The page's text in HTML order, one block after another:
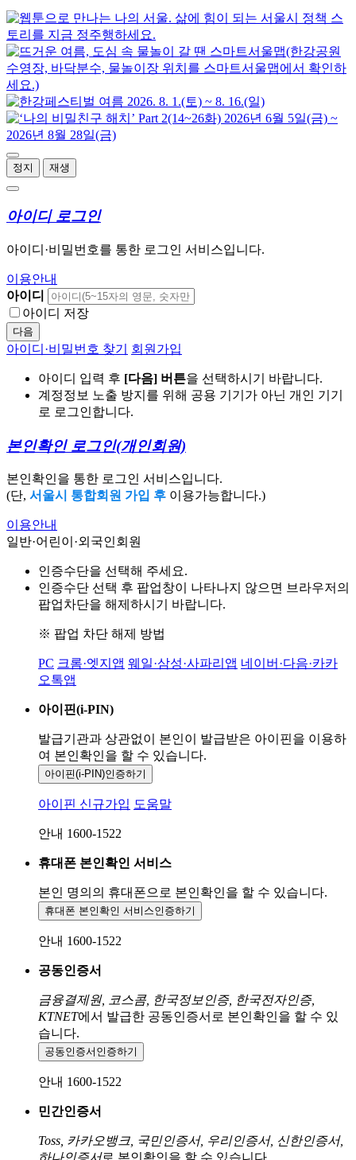
정지 재생
아이디 로그인
아이디·비밀번호를 통한 로그인 서비스입니다.
이용안내
아이디
아이디 저장
다음
아이디·비밀번호 찾기 회원가입
아이디 입력 후 [다음] 버튼을 선택하시기 바랍니다.
계정정보 노출 방지를 위해 공용 기기가 아닌 개인 기기
로 로그인합니다.
본인확인 로그인(개인회원)
본인확인을 통한 로그인 서비스입니다.
(단, 서울시 통합회원 가입 후 이용가능합니다.)
이용안내
일반·어린이·외국인회원
인증수단을 선택해 주세요.
인증수단 선택 후 팝업창이 나타나지 않으면 브라우저의
팝업차단을 해제하시기 바랍니다.
※ 팝업 차단 해제 방법
PC 크롬·엣지앱 웨일·삼성·사파리앱 네이버·다음·카카
오톡앱
아이핀(i-PIN)
발급기관과 상관없이 본인이 발급받은 아이핀을 이용하
여 본인확인을 할 수 있습니다.
아이핀(i-PIN)인증하기
아이핀 신규가입 도움말
안내 1600-1522
휴대폰 본인확인 서비스
본인 명의의 휴대폰으로 본인확인을 할 수 있습니다.
휴대폰 본인확인 서비스인증하기
안내 1600-1522
공동인증서
금융결제원, 코스콤, 한국정보인증, 한국전자인증,
KTNET에서 발급한 공동인증서로 본인확인을 할 수 있
습니다.
공동인증서 인증하기
안내 1600-1522
민간인증서
Toss, 카카오뱅크, 국민인증서, 우리인증서, 신한인증서,